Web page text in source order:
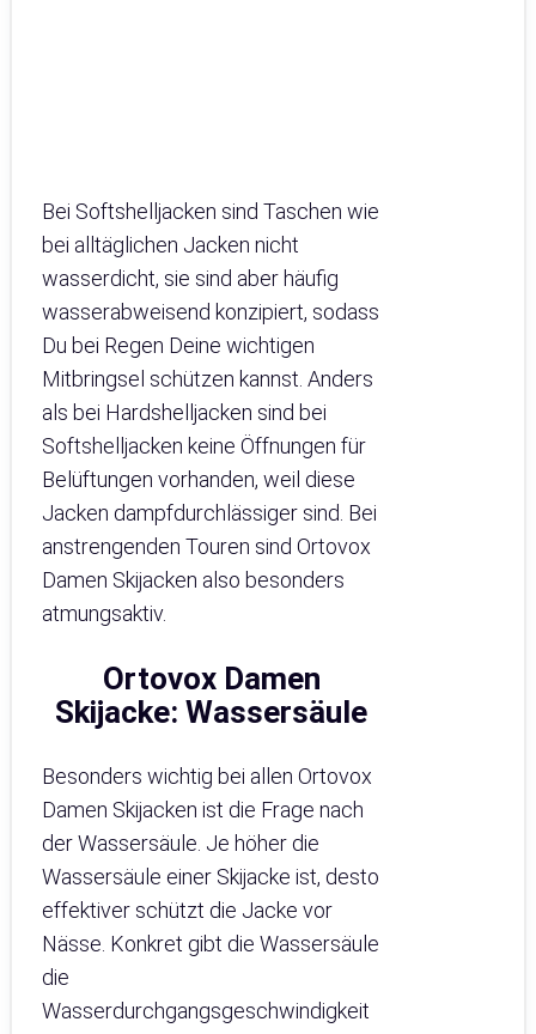
Bei Softshelljacken sind Taschen wie
bei alltäglichen Jacken nicht
wasserdicht, sie sind aber häufig
wasserabweisend konzipiert, sodass
Du bei Regen Deine wichtigen
Mitbringsel schützen kannst. Anders
als bei Hardshelljacken sind bei
Softshelljacken keine Öffnungen für
Belüftungen vorhanden, weil diese
Jacken dampfdurchlässiger sind. Bei
anstrengenden Touren sind Ortovox
Damen Skijacken also besonders
atmungsaktiv.
Ortovox Damen
Skijacke: Wassersäule
Besonders wichtig bei allen Ortovox
Damen Skijacken ist die Frage nach
der Wassersäule. Je höher die
Wassersäule einer Skijacke ist, desto
effektiver schützt die Jacke vor
Nässe. Konkret gibt die Wassersäule
die
Wasserdurchgangsgeschwindigkeit